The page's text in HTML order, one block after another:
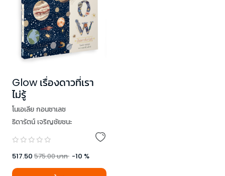
Glow เรื่องดาวที่เรา
ไม่รู้
โนเอเลีย กอนซาเลซ
ธิดารัตน์ เจริญชัยชนะ
517.50 575.00บาท -10 %